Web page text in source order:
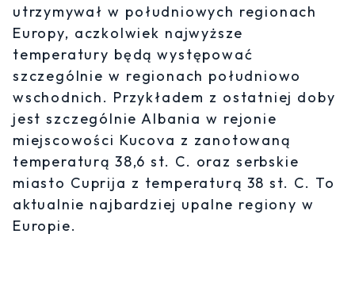
utrzymywał w południowych regionach
Europy, aczkolwiek najwyższe
temperatury będą występować
szczególnie w regionach południowo
wschodnich. Przykładem z ostatniej doby
jest szczególnie Albania w rejonie
miejscowości Kucova z zanotowaną
temperaturą 38,6 st. C. oraz serbskie
miasto Cuprija z temperaturą 38 st. C. To
aktualnie najbardziej upalne regiony w
Europie.